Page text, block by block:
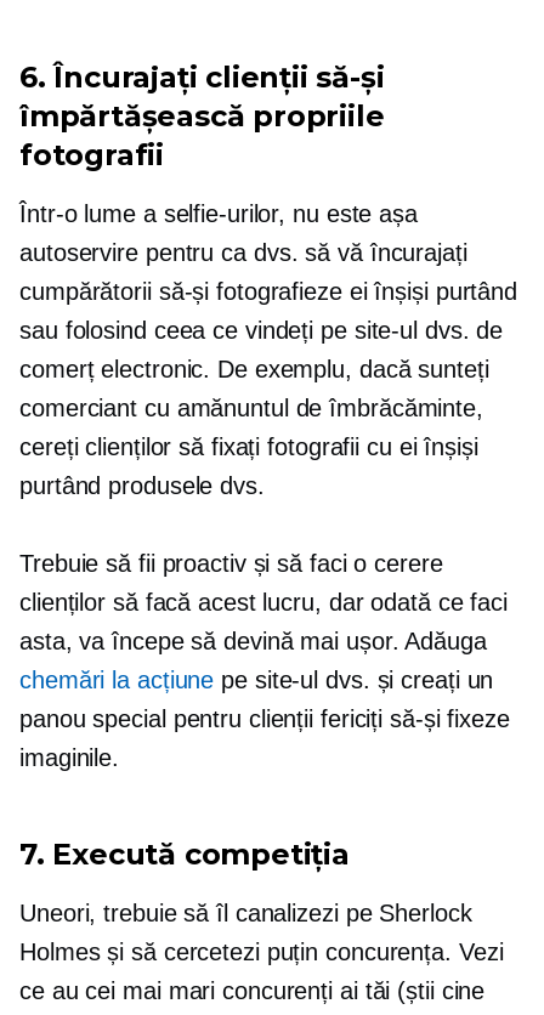
6. Încurajați clienții să-și
împărtășească propriile
fotografii
Într-o lume a selfie-urilor, nu este așa
autoservirepentru ca dvs. să vă încurajați
cumpărătorii să-și fotografieze ei înșiși purtând
sau folosind ceea ce vindeți pe site-ul dvs. de
comerț electronic. De exemplu, dacă sunteți
comerciant cu amănuntul de îmbrăcăminte,
cereți clienților să fixați fotografii cu ei înșiși
purtând produsele dvs.
Trebuie să fii proactiv și să faci o cerere
clienților să facă acest lucru, dar odată ce faci
asta, va începe să devină mai ușor. Adăuga
chemări la acțiune pe site-ul dvs. și creați un
panou special pentru clienții fericiți să-și fixeze
imaginile.
7. Execută competiția
Uneori, trebuie să îl canalizezi pe Sherlock
Holmes și să cercetezi puțin concurența. Vezi
ce au cei mai mari concurenți ai tăi (știi cine